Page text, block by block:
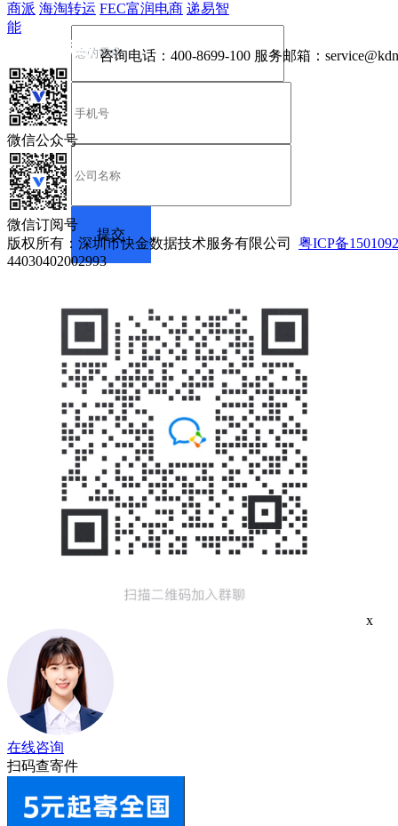
商派 海淘转运 FEC富润电商 递易智
能
咨询电话： 400-8699-100 服务邮箱：
微信公众号
微信订阅号
版权所有：深圳市快金数据技术服务有限公司 粤ICP备
44030402002993
x
在线咨询
扫码查寄件